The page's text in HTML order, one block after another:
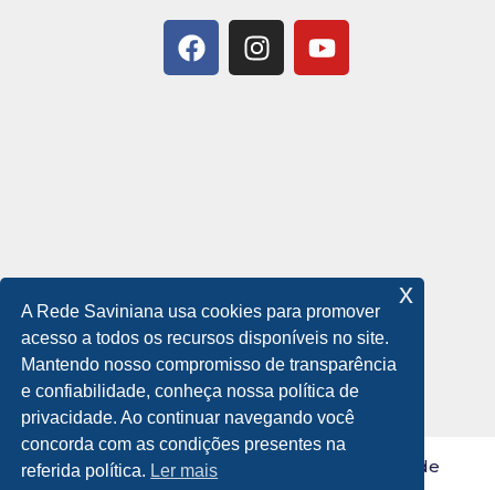
© 2021 Todos os Direitos Reservados a Rede
A Rede Saviniana usa cookies para promover
acesso a todos os recursos disponíveis no site.
Mantendo nosso compromisso de transparência
e confiabilidade, conheça nossa política de
privacidade. Ao continuar navegando você
concorda com as condições presentes na
referida política. Ler mais
x